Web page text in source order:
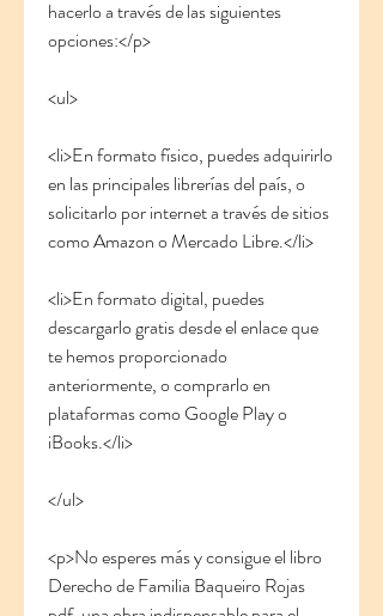
hacerlo a través de las siguientes
opciones:</p>
<ul>
<li>En formato físico, puedes adquirirlo
en las principales librerías del país, o
solicitarlo por internet a través de sitios
como Amazon o Mercado Libre.</li>
<li>En formato digital, puedes
descargarlo gratis desde el enlace que
te hemos proporcionado
anteriormente, o comprarlo en
plataformas como Google Play o
iBooks.</li>
</ul>
<p>No esperes más y consigue el libro
Derecho de Familia Baqueiro Rojas